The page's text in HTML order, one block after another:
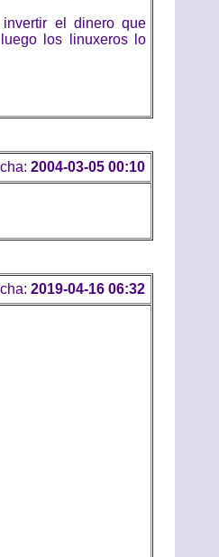
el dinero que
los linuxeros lo
2004-03-05 00:10
2019-04-16 06:32